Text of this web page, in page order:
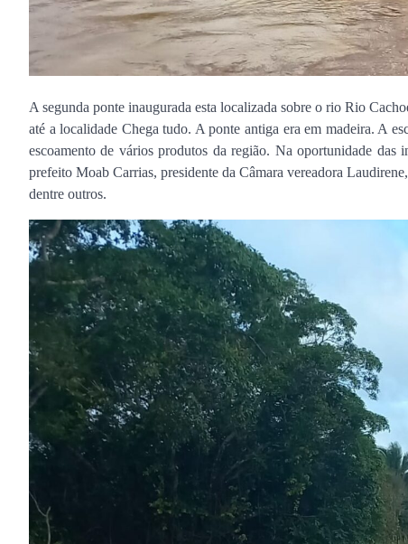
A segunda ponte inaugurada esta localizada sobre o rio Rio
até a localidade Chega tudo. A ponte antiga era em madeira. A
escoamento de vários produtos da região. Na oportunidade
prefeito Moab Carrias, presidente da Câmara vereadora
dentre outros.